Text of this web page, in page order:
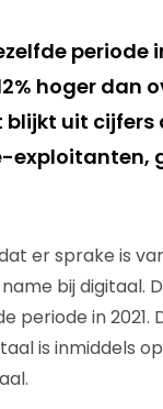
periode
hoger dan
uit
er sprake is
bij digitaal.
periode in
is inmiddels